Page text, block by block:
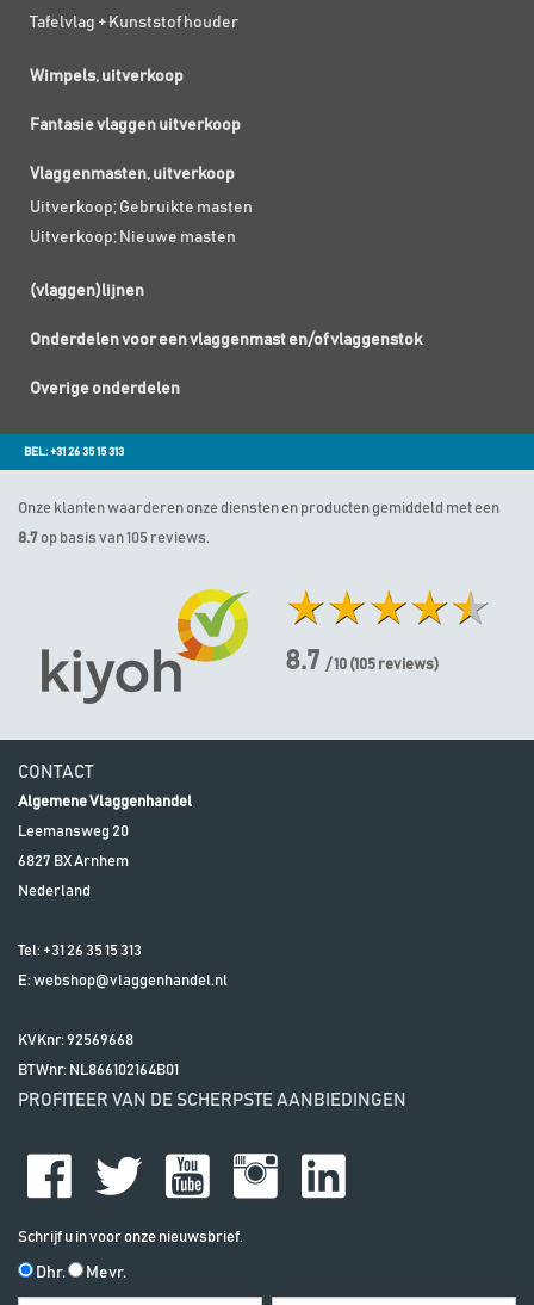
Tafelvlag + Kunststof houder
Wimpels, uitverkoop
Fantasie vlaggen uitverkoop
Vlaggenmasten, uitverkoop
Uitverkoop; Gebruikte masten
Uitverkoop; Nieuwe masten
(vlaggen)lijnen
Onderdelen voor een vlaggenmast en/of vlaggenstok
Overige onderdelen
BEL: +31 26 35 15 313
Onze klanten waarderen onze diensten en producten gemiddeld met een
8.7 op basis van 105 reviews.
8.7 / 10 (105 reviews)
CONTACT
Algemene Vlaggenhandel
Leemansweg 20
6827 BXArnhem
Nederland
Tel: +31 26 35 15 313
E:webshop@vlaggenhandel.nl
KVKnr: 92569668
BTWnr: NL866102164B01
PROFITEER VAN DE SCHERPSTE AANBIEDINGEN
Schrijf u in voor onze nieuwsbrief.
Dhr. Mevr.